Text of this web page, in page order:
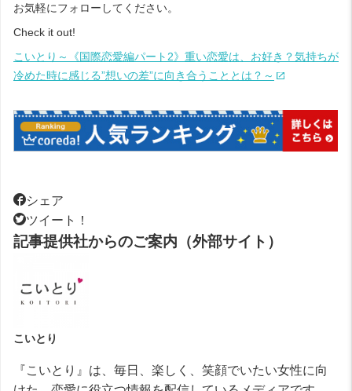
お気軽にフォローしてください。
Check it out!
こいとり～《国際恋愛編パート2》重い恋愛は、お好き？気持ちが
冷めた時に感じる”想いの差”に向き合うこととは？～
シェア
ツイート！
記事提供社からのご案内（外部サイト）
こいとり
『こいとり』は、毎日、楽しく、笑顔でいたい女性に向